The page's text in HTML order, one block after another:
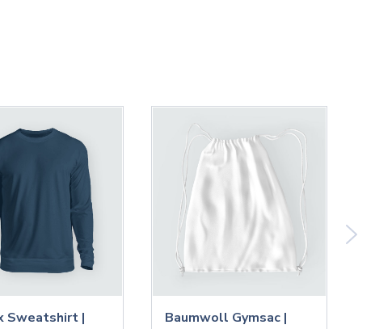
Sweatshirt |
Baumwoll Gymsac |